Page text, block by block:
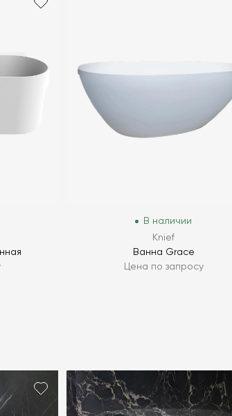
В наличии
Knief
Ванна Grace
Цена по запросу